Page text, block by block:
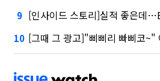
9 [인사이드 스토리]실적 좋은데
10 [그때 그 광고]"삐삐리 빠삐코~" 여